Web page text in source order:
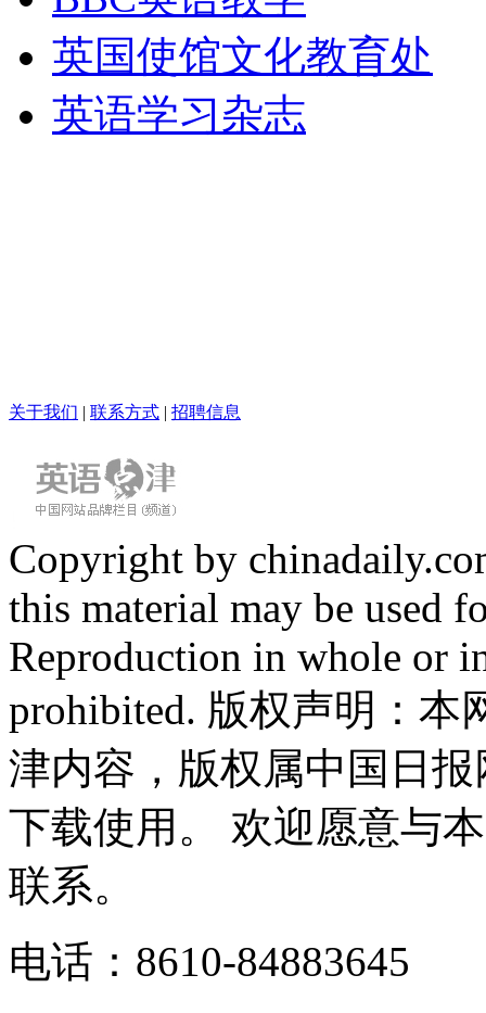
英国使馆文化教育处
英语学习杂志
关于我们 | 联系方式 | 招聘信息
Copyright by
this material may be used
Reproduction in whole or
prohibited. 版权声明：
津内容，版权属中国日
下载使用。 欢迎愿意与
联系。
电话：8610-84883645